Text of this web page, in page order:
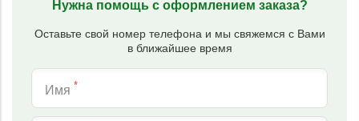
Нужна помощь с оформлением заказа?
Оставьте свой номер телефона и мы свяжемся с Вами
в ближайшее время
Имя *